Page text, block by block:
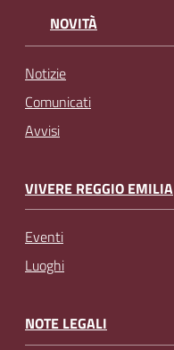
NOVITÀ
Notizie
Comunicati
Avvisi
VIVERE REGGIO EMILIA
Eventi
Luoghi
NOTE LEGALI